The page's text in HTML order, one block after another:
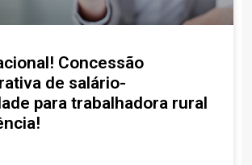
Concessão
de salário-
para trabalhadora rural